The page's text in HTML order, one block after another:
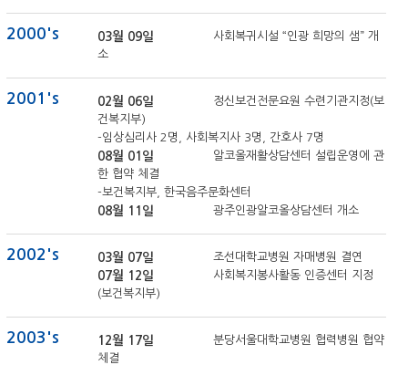
2000's 03월 09일
사회복귀시설 “인광 희망의 샘” 개
소
2001's 02월 06일
정신보건전문요원 수련기관지정(보
건복지부)
-임상심리사 2명, 사회복지사 3명, 간호사 7명
08월 01일
알코올재활상담센터 설립운영에 관
한 협약 체결
-보건복지부, 한국음주문화센터
08월 11일 광주인광알코올상담센터 개소
2002's 03월 07일 조선대학교병원 자매병원 결연
07월 12일
사회복지봉사활동 인증센터 지정
(보건복지부)
2003's 12월 17일
분당서울대학교병원 협력병원 협약
체결